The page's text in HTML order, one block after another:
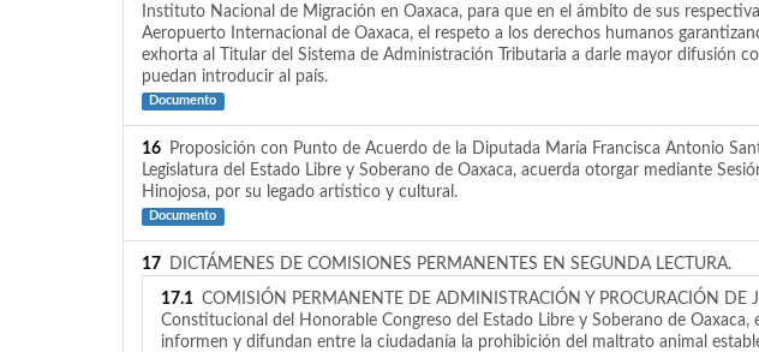
Instituto Nacional de Migración en Oaxaca, para que en el ámbito de sus
Aeropuerto Internacional de Oaxaca, el respeto a los derechos humanos
exhorta al Titular del Sistema de Administración Tributaria a darle mayor difusión
puedan introducir al país.
Documento
16
Proposición con Punto de Acuerdo de la Diputada María Francisca Antonio
Legislatura del Estado Libre y Soberano de Oaxaca, acuerda otorgar mediante
Hinojosa, por su legado artístico y cultural.
Documento
17 DICTÁMENES DE COMISIONES PERMANENTES EN SEGUNDA LECTURA.
17.1 COMISIÓN PERMANENTE DE ADMINISTRACIÓN Y PROCURACIÓN
Constitucional del Honorable Congreso del Estado Libre y Soberano de
informen y difundan entre la ciudadanía la prohibición del maltrato animal